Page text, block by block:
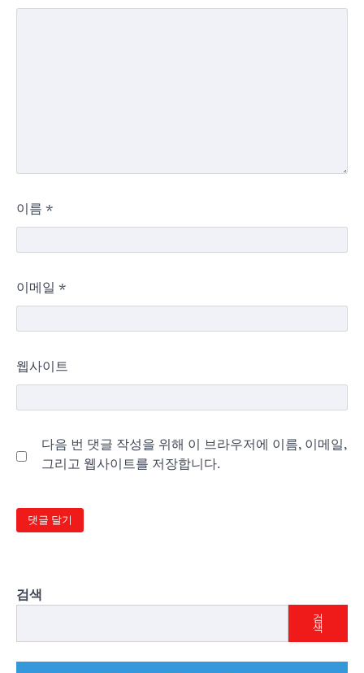
이름 *
이메일 *
웹사이트
다음 번 댓글 작성을 위해 이 브라우저에 이름, 이메일,
그리고 웹사이트를 저장합니다.
검색
검
색